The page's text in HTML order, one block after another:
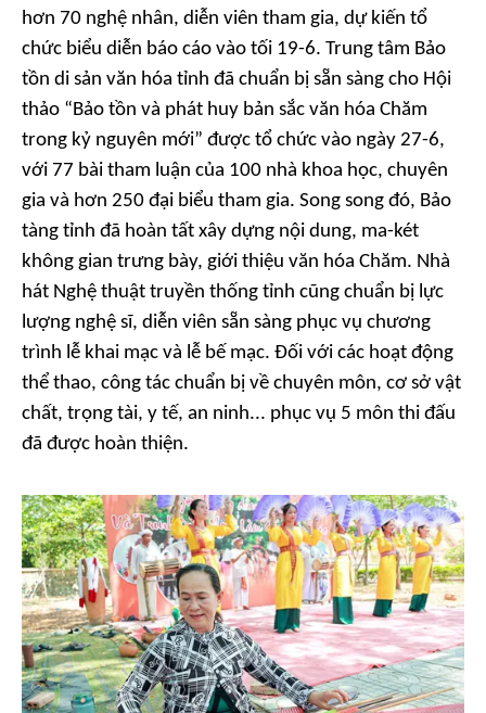
hơn 70 nghệ nhân, diễn viên tham gia, dự kiến tổ
chức biểu diễn báo cáo vào tối 19-6. Trung tâm Bảo
tồn di sản văn hóa tỉnh đã chuẩn bị sẵn sàng cho Hội
thảo “Bảo tồn và phát huy bản sắc văn hóa Chăm
trong kỷ nguyên mới” được tổ chức vào ngày 27-6,
với 77 bài tham luận của 100 nhà khoa học, chuyên
gia và hơn 250 đại biểu tham gia. Song song đó, Bảo
tàng tỉnh đã hoàn tất xây dựng nội dung, ma-két
không gian trưng bày, giới thiệu văn hóa Chăm. Nhà
hát Nghệ thuật truyền thống tỉnh cũng chuẩn bị lực
lượng nghệ sĩ, diễn viên sẵn sàng phục vụ chương
trình lễ khai mạc và lễ bế mạc. Đối với các hoạt động
thể thao, công tác chuẩn bị về chuyên môn, cơ sở vật
chất, trọng tài, y tế, an ninh... phục vụ 5 môn thi đấu
đã được hoàn thiện.